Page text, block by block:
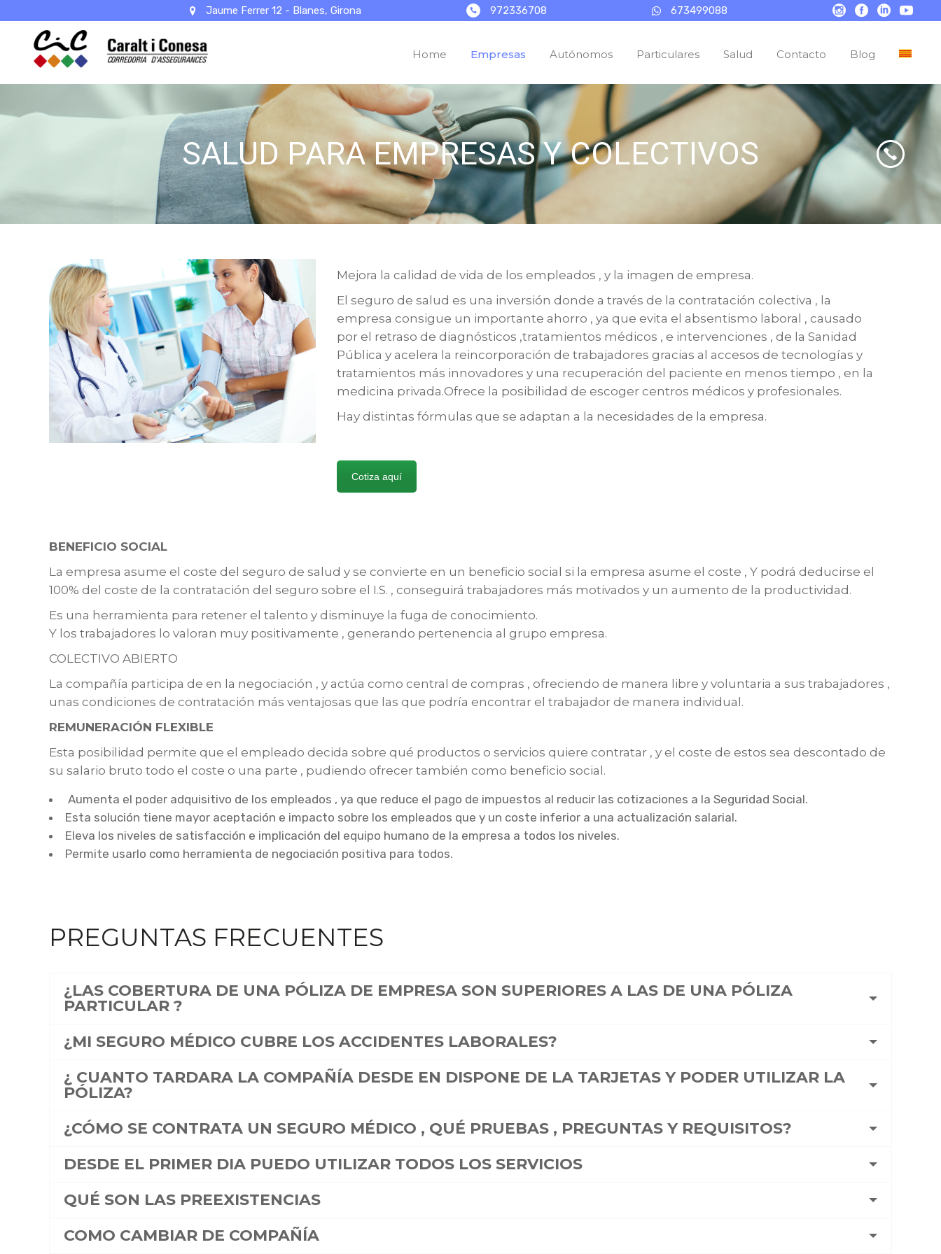
Jaume Ferrer 12 - Blanes, Girona 972336708 673499088
Home Empresas Autónomos Particulares Salud Contacto Blog
Mejora la calidad de vida de los empleados , y la imagen de empresa.
El seguro de salud es una inversión donde a través de la contratación colectiva , la
empresa consigue un importante ahorro , ya que evita el absentismo laboral , causado
por el retraso de diagnósticos ,tratamientos médicos , e intervenciones , de la Sanidad
Pública y acelera la reincorporación de trabajadores gracias al accesos de tecnologías y
tratamientos más innovadores y una recuperación del paciente en menos tiempo , en la
medicina privada.Ofrece la posibilidad de escoger centros médicos y profesionales.
Hay distintas fórmulas que se adaptan a la necesidades de la empresa.
Cotiza aquí
BENEFICIO SOCIAL
La empresa asume el coste del seguro de salud y se convierte en un beneficio social si la empresa asume el coste , Y podrá deducirse el
100% del coste de la contratación del seguro sobre el I.S. , conseguirá trabajadores más motivados y un aumento de la productividad.
Es una herramienta para retener el talento y disminuye la fuga de conocimiento.
Y los trabajadores lo valoran muy positivamente , generando pertenencia al grupo empresa.
COLECTIVO ABIERTO
La compañía participa de en la negociación , y actúa como central de compras , ofreciendo de manera libre y voluntaria a sus trabajadores ,
unas condiciones de contratación más ventajosas que las que podría encontrar el trabajador de manera individual.
REMUNERACIÓN FLEXIBLE
Esta posibilidad permite que el empleado decida sobre qué productos o servicios quiere contratar , y el coste de estos sea descontado de
su salario bruto todo el coste o una parte , pudiendo ofrecer también como beneficio social.
Aumenta el poder adquisitivo de los empleados , ya que reduce el pago de impuestos al reducir las cotizaciones a la Seguridad Social.
Esta solución tiene mayor aceptación e impacto sobre los empleados que y un coste inferior a una actualización salarial.
Eleva los niveles de satisfacción e implicación del equipo humano de la empresa a todos los niveles.
Permite usarlo como herramienta de negociación positiva para todos.
PREGUNTAS FRECUENTES
¿LAS COBERTURA DE UNA PÓLIZA DE EMPRESA SON SUPERIORES A LAS DE UNA PÓLIZA
PARTICULAR ?
¿MI SEGURO MÉDICO CUBRE LOS ACCIDENTES LABORALES?
¿ CUANTO TARDARA LA COMPAÑÍA DESDE EN DISPONE DE LA TARJETAS Y PODER UTILIZAR LA
PÓLIZA?
¿CÓMO SE CONTRATA UN SEGURO MÉDICO , QUÉ PRUEBAS , PREGUNTAS Y REQUISITOS?
DESDE EL PRIMER DIA PUEDO UTILIZAR TODOS LOS SERVICIOS
QUÉ SON LAS PREEXISTENCIAS
COMO CAMBIAR DE COMPAÑÍA